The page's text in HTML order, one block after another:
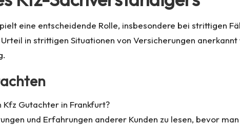
eine entscheidende Rolle, insbesondere bei strittigen
in strittigen Situationen von Versicherungen
Gutachter in Frankfurt?
und Erfahrungen anderer Kunden zu lesen, bevor